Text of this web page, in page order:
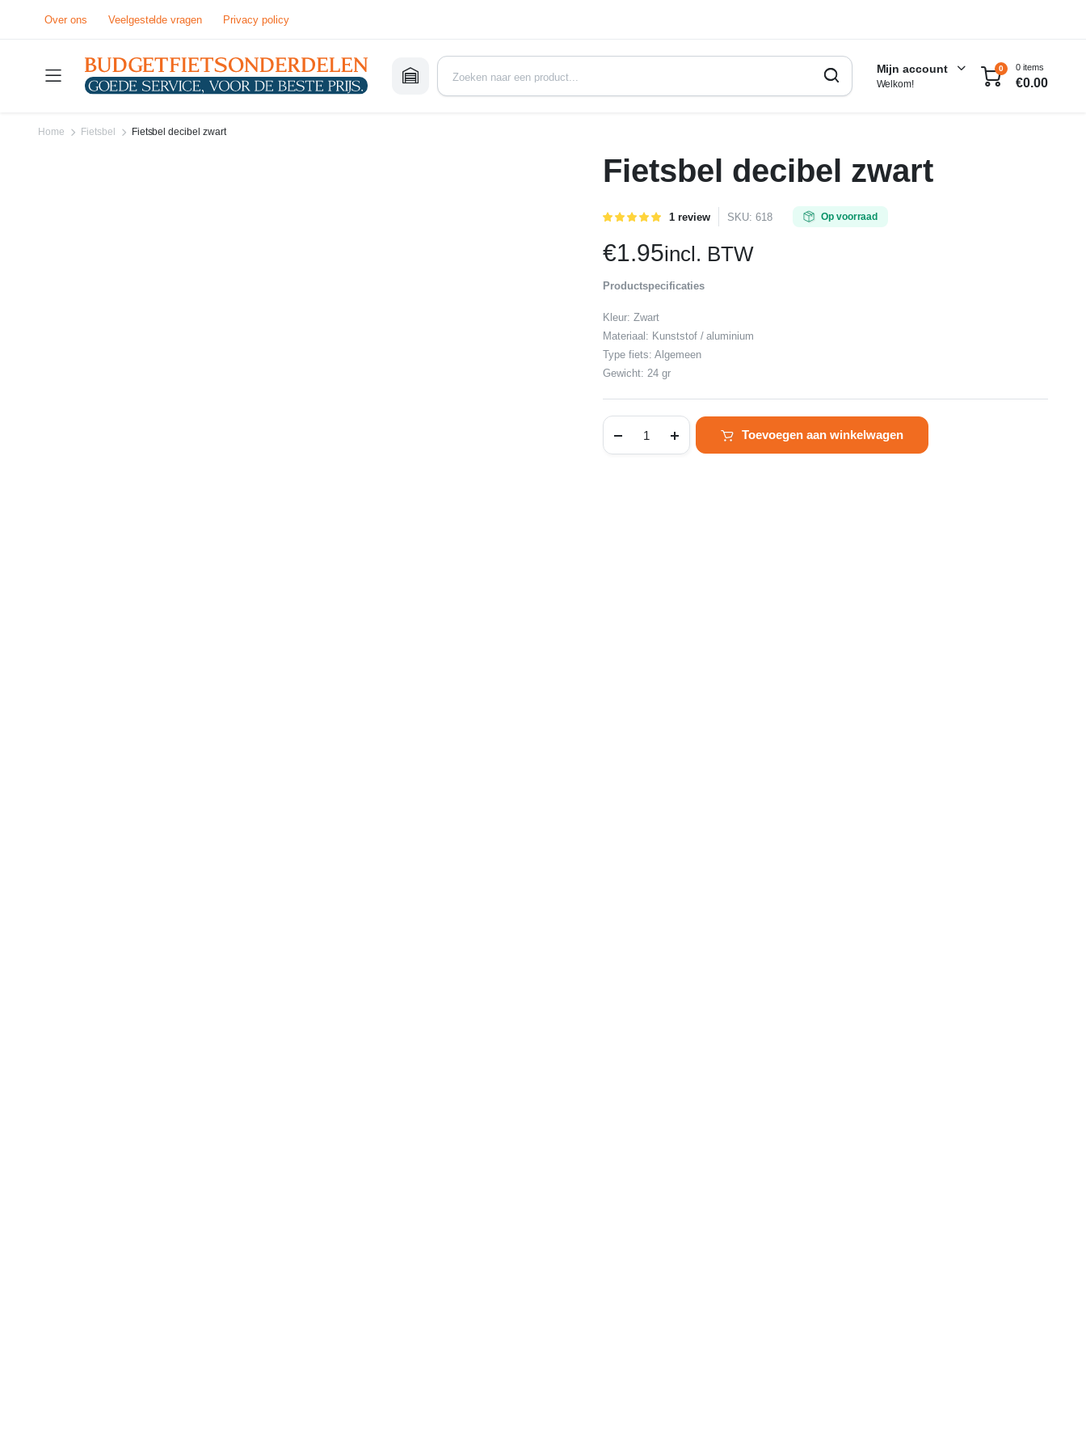
Over ons Veelgestelde vragen Privacy policy
Mijn account
Welkom!
0 0 items
€0.00
Home Fietsbel Fietsbel decibel zwart
Fietsbel decibel zwart
Gewaardeerd
op klant
waardering
1 review SKU: 618 Op voorraad
€1.95incl. BTW
Productspecificaties
Kleur: Zwart
Materiaal: Kunststof / aluminium
Type fiets: Algemeen
Gewicht: 24 gr
decibel
aantal
Toevoegen aan winkelwagen